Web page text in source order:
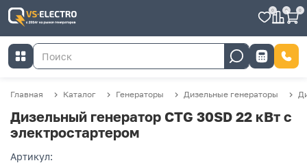
0 0 0
Главная Каталог Генераторы Дизельные генераторы
Дизельный генератор CTG 30SD 22 кВт с
электростартером
Артикул: